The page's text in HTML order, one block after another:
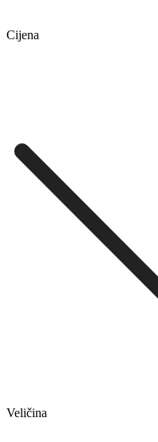
Cijena
Veličina